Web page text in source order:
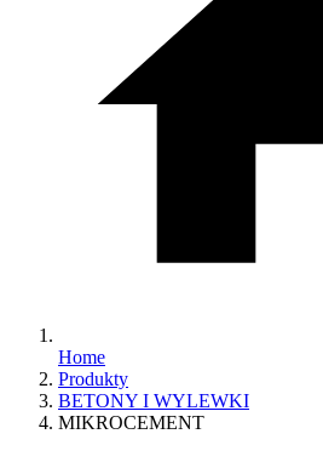
Home
Produkty
BETONY I WYLEWKI
MIKROCEMENT